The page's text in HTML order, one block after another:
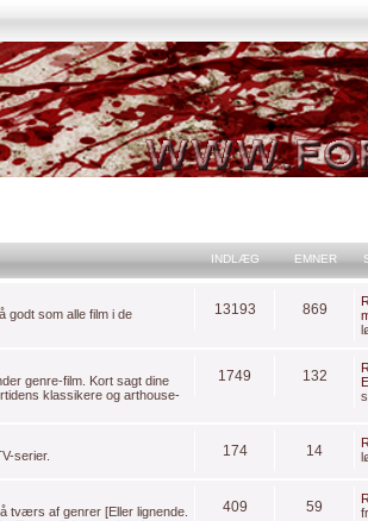
INDLÆG EMNER
godt som alle film i de
13193 869
genre-film. Kort sagt dine
klassikere og arthouse-
1749 132
serier. 174 14
tværs af genrer [Eller lignende.
409 59